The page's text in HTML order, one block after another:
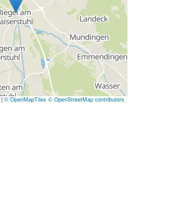
| © OpenMapTiles © OpenStreetMap contributors